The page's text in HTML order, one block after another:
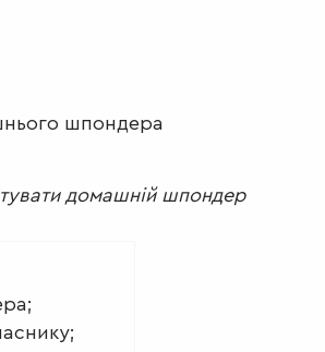
домашній шпондер